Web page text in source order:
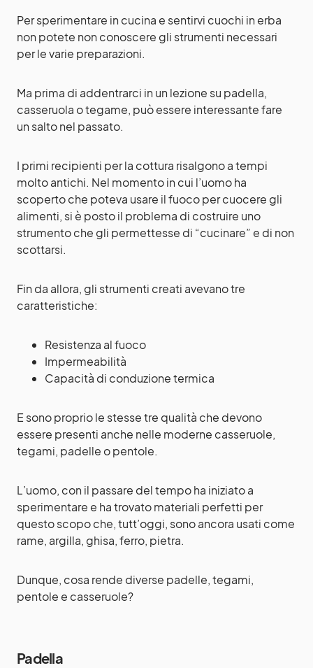
Per sperimentare in cucina e sentirvi cuochi in erba
non potete non conoscere gli strumenti necessari
per le varie preparazioni.
Ma prima di addentrarci in un lezione su padella,
casseruola o tegame, può essere interessante fare
un salto nel passato.
I primi recipienti per la cottura risalgono a tempi
molto antichi. Nel momento in cui l’uomo ha
scoperto che poteva usare il fuoco per cuocere gli
alimenti, si è posto il problema di costruire uno
strumento che gli permettesse di “cucinare” e di non
scottarsi.
Fin da allora, gli strumenti creati avevano tre
caratteristiche:
Resistenza al fuoco
Impermeabilità
Capacità di conduzione termica
E sono proprio le stesse tre qualità che devono
essere presenti anche nelle moderne casseruole,
tegami, padelle o pentole.
L’uomo, con il passare del tempo ha iniziato a
sperimentare e ha trovato materiali perfetti per
questo scopo che, tutt’oggi, sono ancora usati come
rame, argilla, ghisa, ferro, pietra.
Dunque, cosa rende diverse padelle, tegami,
pentole e casseruole?
Padella